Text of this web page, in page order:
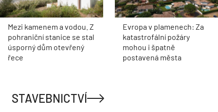
Mezi kamenem a vodou. Z
pohraniční stanice se stal
úsporný dům otevřený
řece
Evropa v plamenech: Za
katastrofální požáry
mohou i špatně
postavená města
STAVEBNICTVÍ